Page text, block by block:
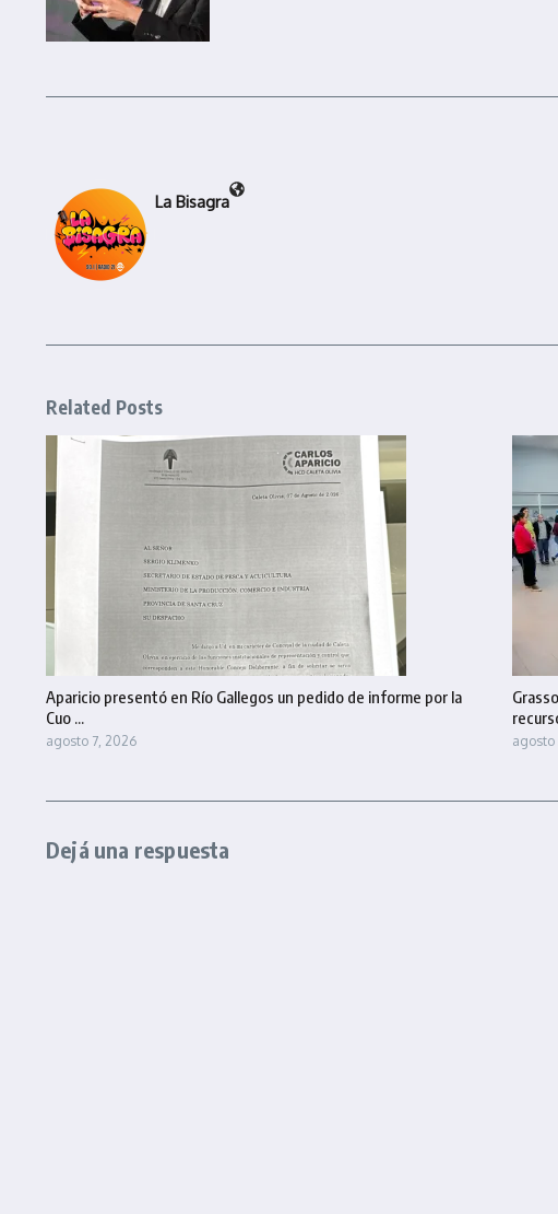
La Bisagra
Related Posts
Aparicio presentó en Río Gallegos un pedido de informe por la
Cuo ...
agosto 7, 2026 agosto
Dejá una respuesta